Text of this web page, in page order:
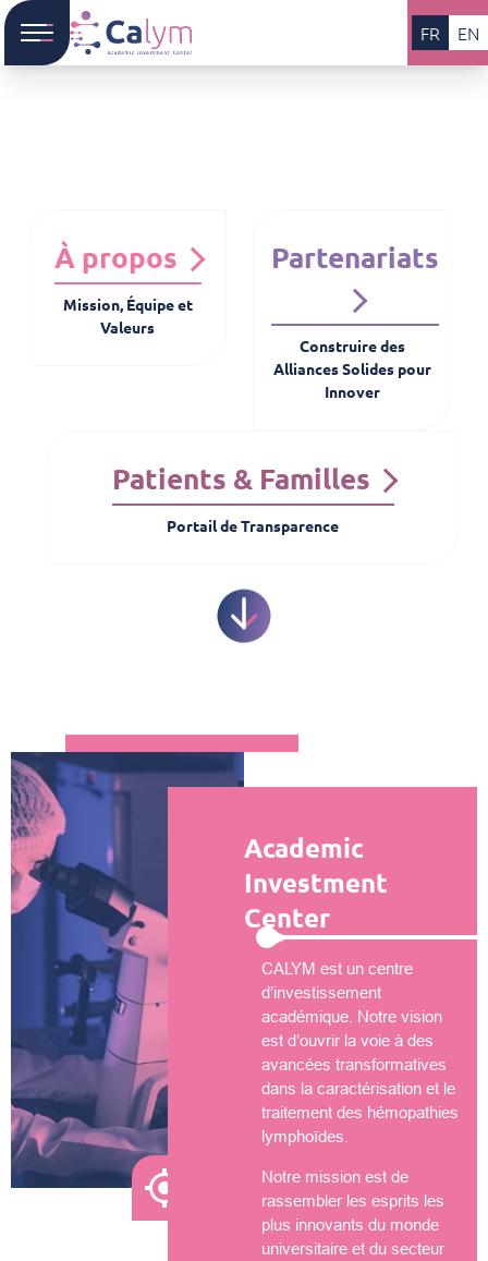
FR EN
À propos
Mission, Équipe et
Valeurs
Partenariats
Construire des
Alliances Solides pour
Innover
Patients & Familles
Portail de Transparence
Academic
Investment
Center
CALYM est un centre
d’investissement
académique. Notre vision
est d’ouvrir la voie à des
avancées transformatives
dans la caractérisation et le
traitement des hémopathies
lymphoïdes.
Notre mission est de
rassembler les esprits les
plus innovants du monde
universitaire et du secteur